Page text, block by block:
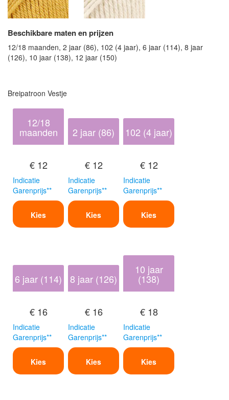
Beschikbare maten en prijzen
12/18 maanden, 2 jaar (86), 102 (4 jaar), 6 jaar (114), 8 jaar
(126), 10 jaar (138), 12 jaar (150)
Breipatroon Vestje
12/18
maanden
€ 12
Indicatie
Garenprijs**
Kies
2 jaar (86)
€ 12
Indicatie
Garenprijs**
Kies
102 (4 jaar)
€ 12
Indicatie
Garenprijs**
Kies
6 jaar (114)
€ 16
Indicatie
Garenprijs**
Kies
8 jaar (126)
€ 16
Indicatie
Garenprijs**
Kies
10 jaar
(138)
€ 18
Indicatie
Garenprijs**
Kies